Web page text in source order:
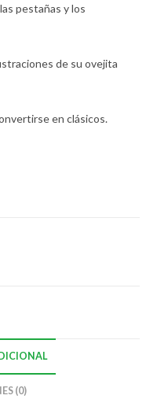
pestañas y los
de su ovejita
en clásicos.
(0)